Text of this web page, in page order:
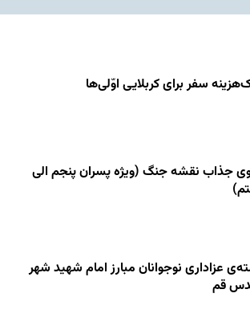
سفر برای کربلایی اوّلی‌ها
جذاب نقشه جنگ (ویژه پسران پنجم الی
عزاداری نوجوانان مبارز امام شهید شهر
قم